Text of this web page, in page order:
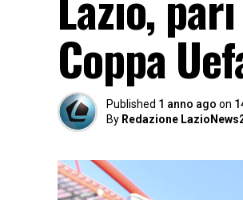
Coppa
Published 1 anno ago on
By Redazione